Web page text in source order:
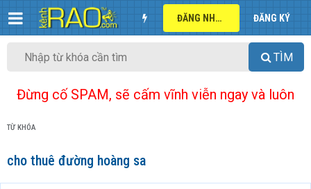
ĐĂNG NHẬP ĐĂNG KÝ
TÌM
Đừng cố SPAM, sẽ cấm vĩnh viễn ngay và luôn
TỪ KHÓA
cho thuê đường hoàng sa